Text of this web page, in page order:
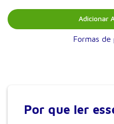
físicos e enfermeiros.” (do
Nouailhetas, Doutora em
Pós-doutora em Farmacologia
Farmacologia da School of
Adicionar
Formas de
Por que ler